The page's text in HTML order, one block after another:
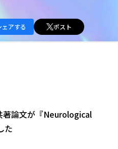
ン
学部・大学院TOP
課外活動 TOP
ェアする ポスト
著論文が『Neurological
た